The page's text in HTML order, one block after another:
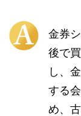
金券
後で
し、
する
め、